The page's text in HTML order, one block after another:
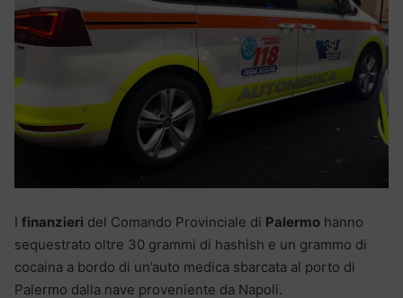
I finanzieri del Comando Provinciale di Palermo hanno
sequestrato oltre 30 grammi di hashish e un grammo di
cocaina a bordo di un’auto medica sbarcata al porto di
Palermo dalla nave proveniente da Napoli.